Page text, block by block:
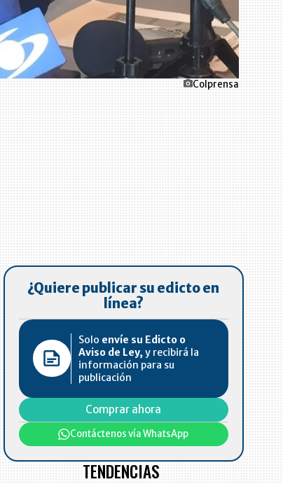
Colprensa
¿Quiere publicar su edicto en
línea?
Solo envíe su Edicto o
Aviso de Ley, y recibirá la
información para su
publicación
Comprar ahora
Contáctenos vía WhatsApp
TENDENCIAS